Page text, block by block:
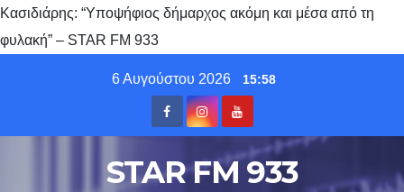
Κασιδιάρης: “Υποψήφιος δήμαρχος ακόμη και μέσα από τη
φυλακή” – STAR FM 933
6 Αυγούστου 2026 15:58
STAR FM 933